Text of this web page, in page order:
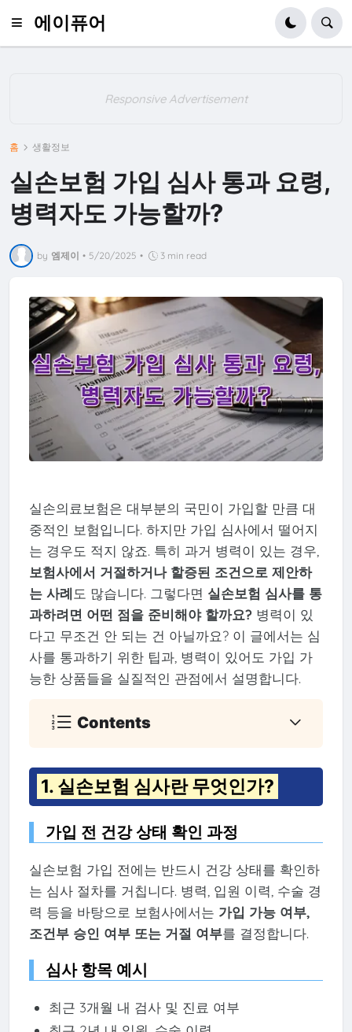
에이퓨어
Responsive Advertisement
홈 생활정보
실손보험 가입 심사 통과 요령,
병력자도 가능할까?
by 엠제이 • 5/20/2025 • 3 min read
실손의료보험은 대부분의 국민이 가입할 만큼 대
중적인 보험입니다. 하지만 가입 심사에서 떨어지
는 경우도 적지 않죠. 특히 과거 병력이 있는 경우,
보험사에서 거절하거나 할증된 조건으로 제안하
는 사례도 많습니다. 그렇다면 실손보험 심사를 통
과하려면 어떤 점을 준비해야 할까요?병력이 있
다고 무조건 안 되는 건 아닐까요? 이 글에서는 심
사를 통과하기 위한 팁과, 병력이 있어도 가입 가
능한 상품들을 실질적인 관점에서 설명합니다.
Contents
1. 실손보험 심사란 무엇인가?
가입 전 건강 상태 확인 과정
실손보험 가입 전에는 반드시 건강 상태를 확인하
는 심사 절차를 거칩니다. 병력, 입원 이력, 수술 경
력 등을 바탕으로 보험사에서는 가입 가능 여부,
조건부 승인 여부 또는 거절 여부를 결정합니다.
심사 항목 예시
최근 3개월 내 검사 및 진료 여부